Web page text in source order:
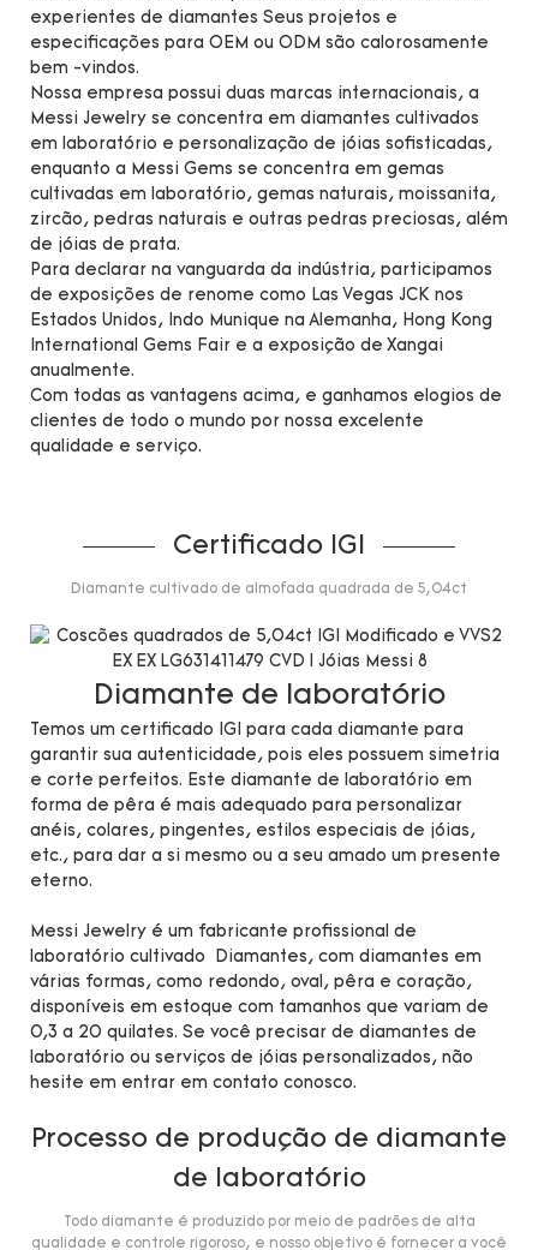
experientes de diamantes Seus projetos e
especificações para OEM ou ODM são calorosamente
bem -vindos.
Nossa empresa possui duas marcas internacionais, a
Messi Jewelry se concentra em diamantes cultivados
em laboratório e personalização de jóias sofisticadas,
enquanto a Messi Gems se concentra em gemas
cultivadas em laboratório, gemas naturais, moissanita,
zircão, pedras naturais e outras pedras preciosas, além
de jóias de prata.
Para declarar na vanguarda da indústria, participamos
de exposições de renome como Las Vegas JCK nos
Estados Unidos, Indo Munique na Alemanha, Hong Kong
International Gems Fair e a exposição de Xangai
anualmente.
Com todas as vantagens acima, e ganhamos elogios de
clientes de todo o mundo por nossa excelente
qualidade e serviço.
Certificado IGI
Diamante cultivado de almofada quadrada de 5,04ct
Diamante de laboratório
Temos um certificado IGI para cada diamante para
garantir sua autenticidade, pois eles possuem simetria
e corte perfeitos. Este diamante de laboratório em
forma de pêra é mais adequado para personalizar
anéis, colares, pingentes, estilos especiais de jóias,
etc., para dar a si mesmo ou a seu amado um presente
eterno.
Messi Jewelry é um fabricante profissional de
laboratório cultivado Diamantes, com diamantes em
várias formas, como redondo, oval, pêra e coração,
disponíveis em estoque com tamanhos que variam de
0,3 a 20 quilates. Se você precisar de diamantes de
laboratório ou serviços de jóias personalizados, não
hesite em entrar em contato conosco.
Processo de produção de diamante
de laboratório
Todo diamante é produzido por meio de padrões de alta
qualidade e controle rigoroso, e nosso objetivo é fornecer a você